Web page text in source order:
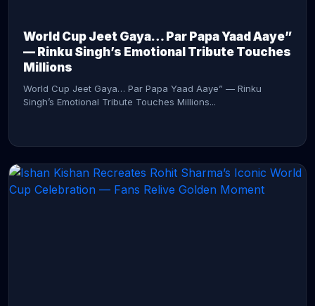
World Cup Jeet Gaya… Par Papa Yaad Aaye”
— Rinku Singh’s Emotional Tribute Touches
Millions
World Cup Jeet Gaya… Par Papa Yaad Aaye” — Rinku
Singh’s Emotional Tribute Touches Millions...